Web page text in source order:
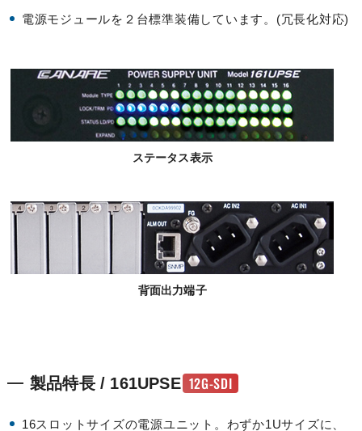
電源モジュールを２台標準装備しています。(冗長化対応)
ステータス表示
背面出力端子
製品特長 / 161UPSE 12G-SDI
16スロットサイズの電源ユニット。わずか1Uサイズに、